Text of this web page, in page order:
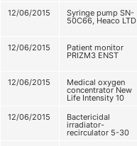
12/06/2015
Syringe pump SN-
50C66, Heaco LTD
12/06/2015
Patient monitor
PRIZM3 ENST
12/06/2015
Medical oxygen
concentrator New
Life Intensity 10
12/06/2015
Bactericidal
irradiator-
recirculator 5-30